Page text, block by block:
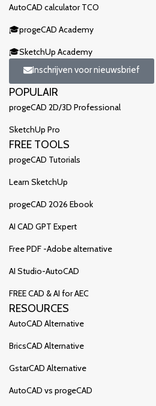
AutoCAD calculator TCO
🎓progeCAD Academy
🎓SketchUp Academy
Inschrijven voor nieuwsbrief
POPULAIR
progeCAD 2D/3D Professional
SketchUp Pro
FREE TOOLS
progeCAD Tutorials
Learn SketchUp
progeCAD 2026 Ebook
AI CAD GPT Expert
Free PDF -Adobe alternative
AI Studio-AutoCAD
FREE CAD & AI for AEC
RESOURCES
AutoCAD Alternative
BricsCAD Alternative
GstarCAD Alternative
AutoCAD vs progeCAD